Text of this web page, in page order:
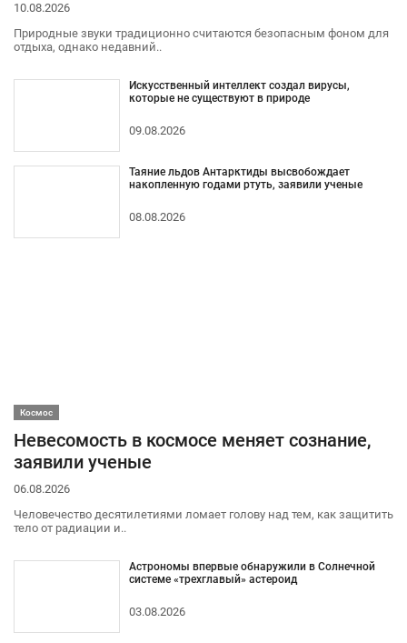
10.08.2026
Природные звуки традиционно считаются безопасным фоном для
отдыха, однако недавний..
Искусственный интеллект создал вирусы,
которые не существуют в природе
09.08.2026
Таяние льдов Антарктиды высвобождает
накопленную годами ртуть, заявили ученые
08.08.2026
Космос
Невесомость в космосе меняет сознание,
заявили ученые
06.08.2026
Человечество десятилетиями ломает голову над тем, как защитить
тело от радиации и..
Астрономы впервые обнаружили в Солнечной
системе «трехглавый» астероид
03.08.2026